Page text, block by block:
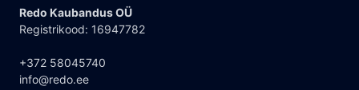
Redo Kaubandus OÜ
Registrikood: 16947782
+372 58045740
info@redo.ee